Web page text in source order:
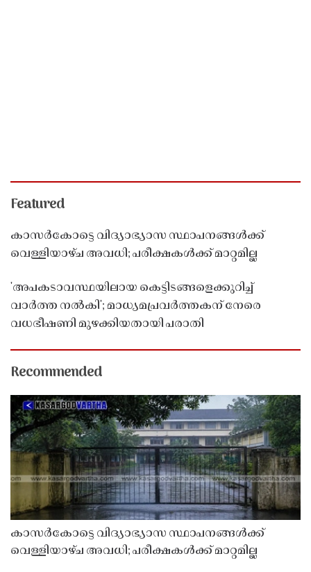
Featured
കാസർകോട്ടെ വിദ്യാഭ്യാസ സ്ഥാപനങ്ങൾക്ക്
വെള്ളിയാഴ്ച അവധി; പരീക്ഷകൾക്ക് മാറ്റമില്ല
'അപകടാവസ്ഥയിലായ കെട്ടിടങ്ങളെക്കുറിച്ച്
വാർത്ത നൽകി'; മാധ്യമപ്രവർത്തകന് നേരെ
വധഭീഷണി മുഴക്കിയതായി പരാതി
Recommended
കാസർകോട്ടെ വിദ്യാഭ്യാസ സ്ഥാപനങ്ങൾക്ക്
വെള്ളിയാഴ്ച അവധി; പരീക്ഷകൾക്ക് മാറ്റമില്ല